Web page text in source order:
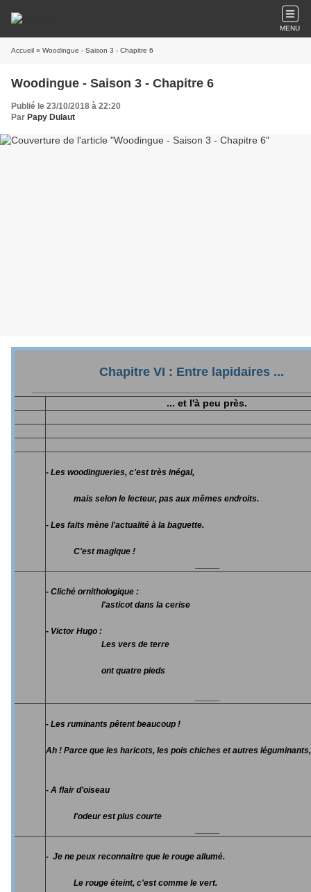
MENU
Accueil » Woodingue - Saison 3 - Chapitre 6
Woodingue - Saison 3 - Chapitre 6
Publié le 23/10/2018 à 22:20
Par Papy Dulaut
Chapitre VI : Entre lapidaires ...
... et l'à peu près.
- Les woodingueries, c'est très inégal,
mais selon le lecteur, pas aux mêmes endroits.
- Les faits mène l'actualité à la baguette.
C'est magique !
- Cliché ornithologique :
l'asticot dans la cerise
- Victor Hugo :
Les vers de terre
ont quatre pieds
- Les ruminants pêtent beaucoup !
Ah ! Parce que les haricots, les pois chiches et autres
- A flair d'oiseau
l'odeur est plus courte
- Je ne peux reconnaitre que le rouge allumé.
Le rouge éteint, c'est comme le vert.